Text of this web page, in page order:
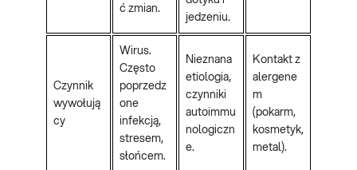
ć zmian.
jedzeniu.
Czynnik
wywołują
cy
Wirus.
Często
poprzedz
one
infekcją,
stresem,
słońcem.
Nieznana
etiologia,
czynniki
autoimmu
nologiczn
e.
Kontakt z
alergene
m
(pokarm,
kosmetyk,
metal).